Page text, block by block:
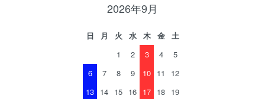
2026年9月
日 月 火 水 木 金
土
1
2 3 4
5
6
7 8 9 10 11
12
13 14 15 16 17 18 19